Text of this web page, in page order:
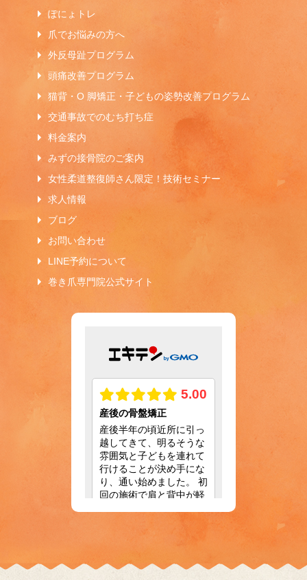
ぽにょトレ
爪でお悩みの方へ
外反母趾プログラム
頭痛改善プログラム
猫背・O 脚矯正・子どもの姿勢改善プログラム
交通事故でのむち打ち症
料金案内
みずの接骨院のご案内
女性柔道整復師さん限定！技術セミナー
求人情報
ブログ
お問い合わせ
LINE予約について
巻き爪専門院公式サイト